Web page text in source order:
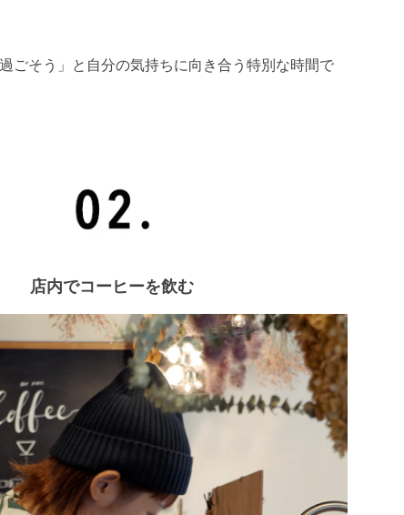
ごそう」と自分の気持ちに向き合う特別な時間で
店内でコーヒーを飲む